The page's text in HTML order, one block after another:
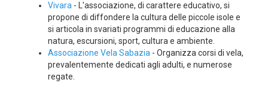
Vivara - L'associazione, di carattere educativo, si
propone di diffondere la cultura delle piccole isole e
si articola in svariati programmi di educazione alla
natura, escursioni, sport, cultura e ambiente.
Associazione Vela Sabazia - Organizza corsi di vela,
prevalentemente dedicati agli adulti, e numerose
regate.